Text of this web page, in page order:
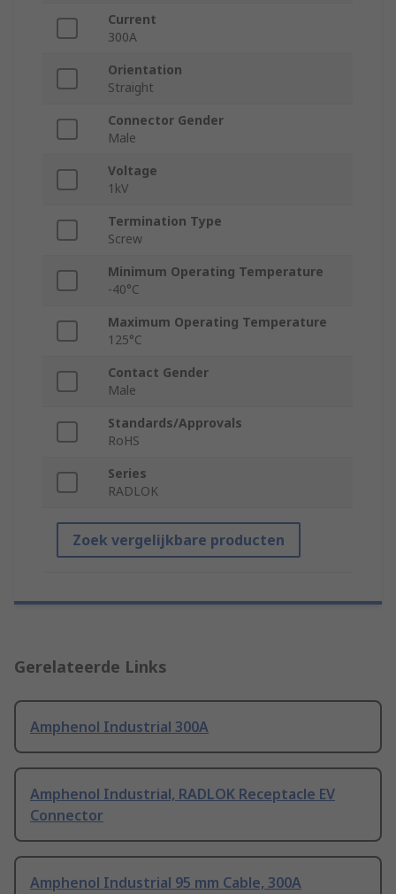
Current
300A
Orientation
Straight
Connector Gender
Male
Voltage
1kV
Termination Type
Screw
Minimum Operating Temperature
-40°C
Maximum Operating Temperature
125°C
Contact Gender
Male
Standards/Approvals
RoHS
Series
RADLOK
Zoek vergelijkbare producten
Gerelateerde Links
Amphenol Industrial 300A
Amphenol Industrial, RADLOK Receptacle EV
Connector
Amphenol Industrial 95 mm Cable, 300A